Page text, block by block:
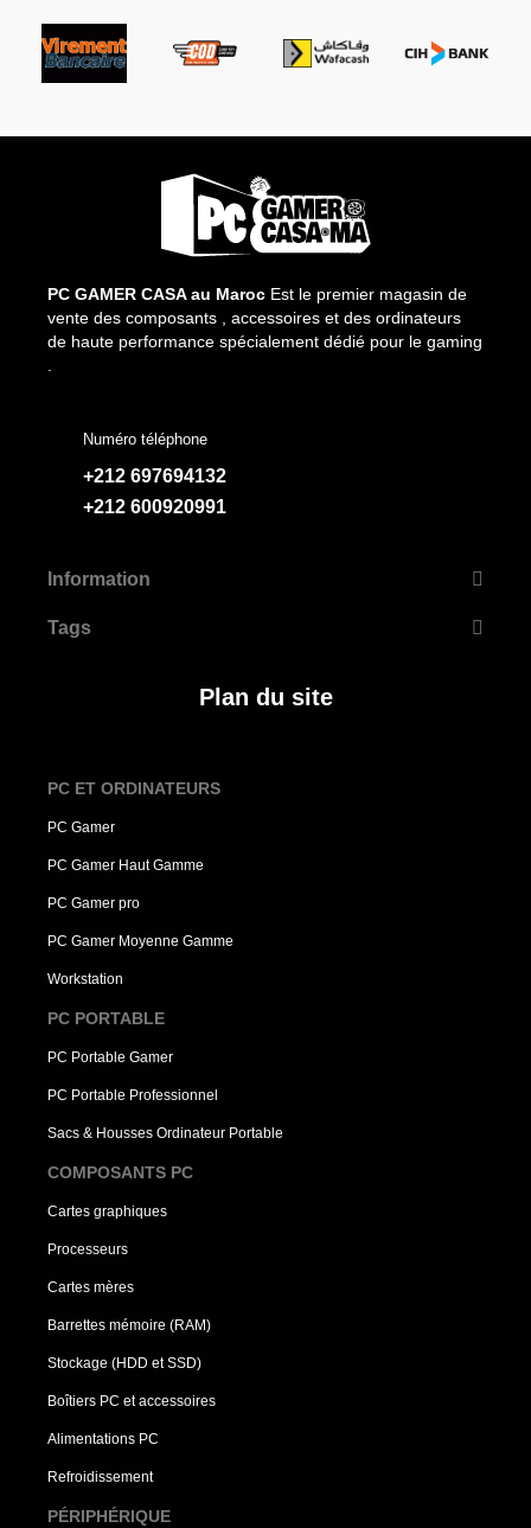
PC GAMER CASA au Maroc Est le premier magasin de
vente des composants , accessoires et des ordinateurs
de haute performance spécialement dédié pour le gaming
Numéro téléphone
+212 697694132
+212 600920991
Information
Tags
Plan du site
PC ET ORDINATEURS
PC Gamer
PC Gamer Haut Gamme
PC Gamer pro
PC Gamer Moyenne Gamme
Workstation
PC PORTABLE
PC Portable Gamer
PC Portable Professionnel
Sacs & Housses Ordinateur Portable
COMPOSANTS PC
Cartes graphiques
Processeurs
Cartes mères
Barrettes mémoire (RAM)
Stockage (HDD et SSD)
Boîtiers PC et accessoires
Alimentations PC
Refroidissement
PÉRIPHÉRIQUE